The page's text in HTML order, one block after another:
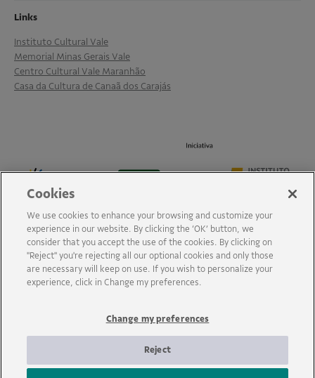
Links
Instituto Cultural Vale
Memorial Minas Gerais Vale
Centro Cultural Vale Maranhão
Casa da Cultura de Canaã dos Carajás
Cookies
We use cookies to enhance your browsing and customize your
experience in our website. By clicking the ‘OK’ button, we
consider that you accept the use of the cookies. By clicking on
"Reject" you're rejecting all our optional cookies and only those
are necessary will keep on use. If you wish to personalize your
experience, click in Change my preferences.
Change my preferences
Reject